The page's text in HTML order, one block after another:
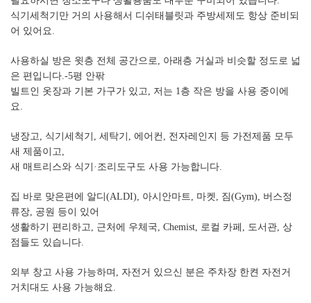
식기세척기만 거의 사용해서 디쉬태블릿과 주방세제도 항상 준비되
어 있어요.
사용하실 방은 윗층 전체 공간으로, 아래층 거실과 비슷할 정도로 넓
은 편입니다.-5평 안팎
빌트인 옷장과 기본 가구가 있고, 저는 1층 작은 방을 사용 중이에
요.
냉장고, 식기세척기, 세탁기, 에어컨, 전자레인지 등 가전제품 모두
새 제품이고,
새 매트리스와 식기·조리도구도 사용 가능합니다.
집 바로 맞은편에 알디(ALDI), 아시안마트, 마켓, 짐(Gym), 버스정
류장, 공원 등이 있어
생활하기 편리하고, 근처에 우체국, Chemist, 로컬 카페, 도서관, 상
점들도 있습니다.
외부 창고 사용 가능하며, 자전거 있으신 분은 주차장 한켠 자전거
거치대도 사용 가능해요.